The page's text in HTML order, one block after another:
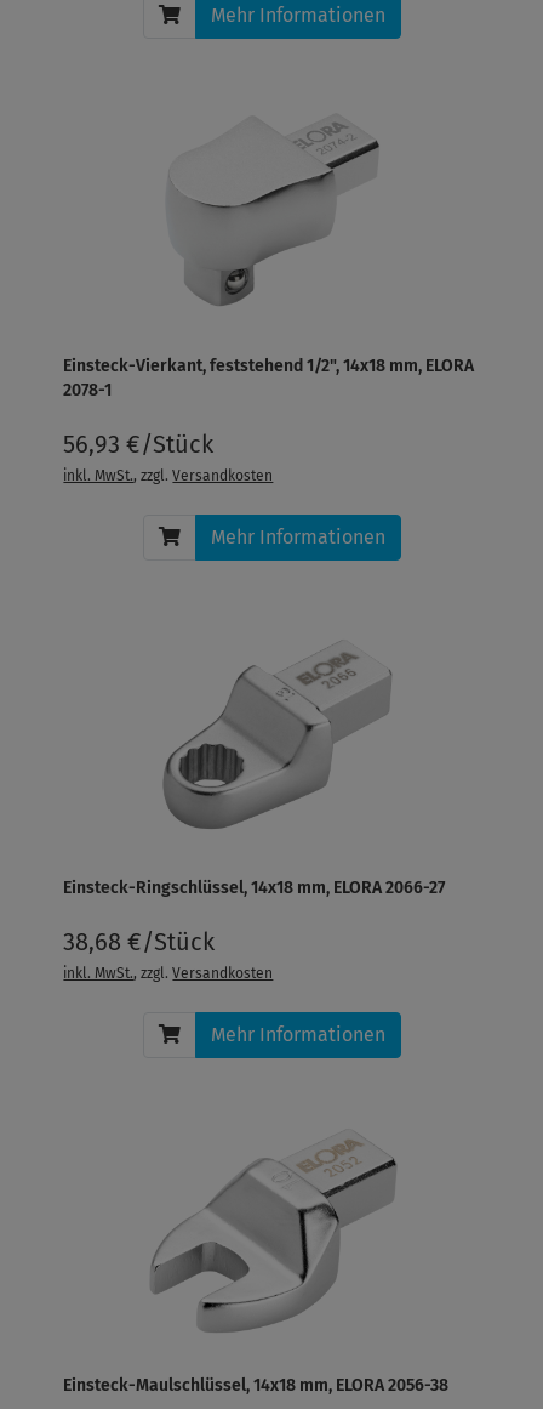
Mehr Informationen
Einsteck-Vierkant, feststehend 1/2", 14x18 mm, ELORA
2078-1
56,93 €/Stück
inkl. MwSt., zzgl.Versandkosten
Mehr Informationen
Einsteck-Ringschlüssel, 14x18 mm, ELORA 2066-27
38,68 €/Stück
inkl. MwSt., zzgl.Versandkosten
Mehr Informationen
Einsteck-Maulschlüssel, 14x18 mm, ELORA 2056-38